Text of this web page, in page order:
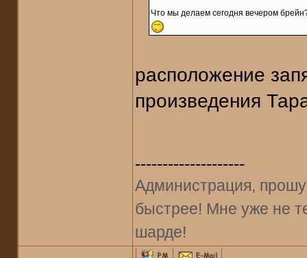
Что мы делаем сегодня вечером
расположение
произведения
--------------------
Администрация,
быстрее! Мне уже не
шарде!